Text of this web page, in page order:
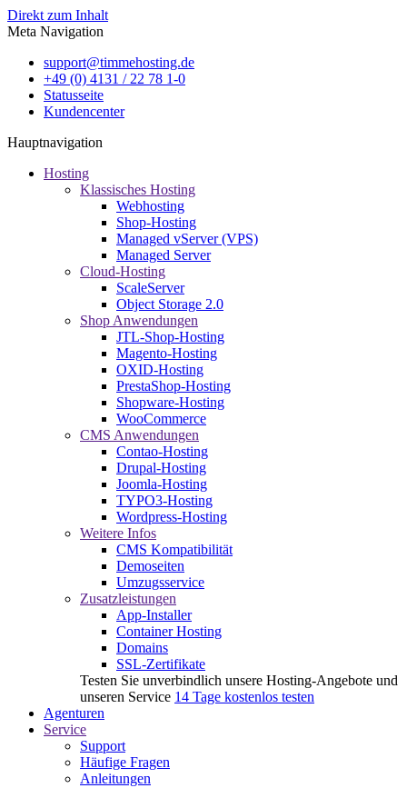
Direkt zum Inhalt
Meta Navigation
support@timmehosting.de
+49 (0) 4131 / 22 78 1-0
Statusseite
Kundencenter
Hauptnavigation
Hosting
Klassisches Hosting
Webhosting
Shop-Hosting
Managed vServer (VPS)
Managed Server
Cloud-Hosting
ScaleServer
Object Storage 2.0
Shop Anwendungen
JTL-Shop-Hosting
Magento-Hosting
OXID-Hosting
PrestaShop-Hosting
Shopware-Hosting
WooCommerce
CMS Anwendungen
Contao-Hosting
Drupal-Hosting
Joomla-Hosting
TYPO3-Hosting
Wordpress-Hosting
Weitere Infos
CMS Kompatibilität
Demoseiten
Umzugsservice
Zusatzleistungen
App-Installer
Container Hosting
Domains
SSL-Zertifikate
Testen Sie unverbindlich unsere Hosting-Angebote und
unseren Service 14 Tage kostenlos testen
Agenturen
Service
Support
Häufige Fragen
Anleitungen